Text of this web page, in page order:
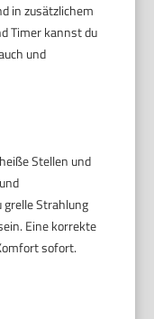
in zusätzlichem
Timer kannst du
und
Stellen und
Strahlung
Eine korrekte
sofort.